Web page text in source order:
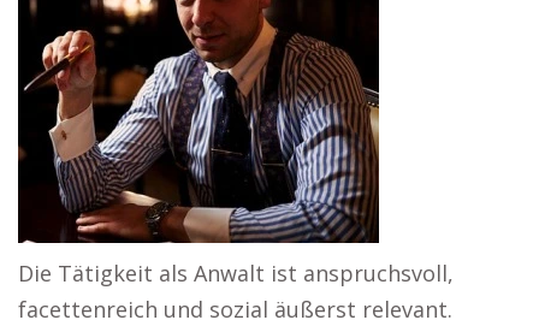
Die Tätigkeit als Anwalt ist anspruchsvoll,
facettenreich und sozial äußerst relevant.